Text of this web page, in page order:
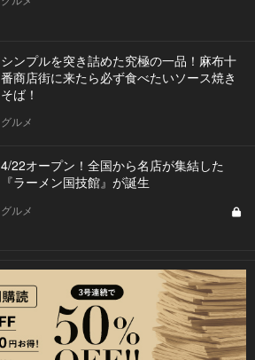
シンプルを突き詰めた究極の一品！麻布十
番商店街に来たら必ず食べたいソース焼き
そば！
グルメ
4/22オープン！全国から名店が集結した
『ラーメン国技館』が誕生
グルメ